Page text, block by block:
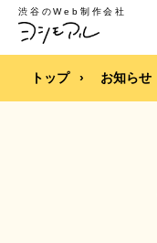
渋谷のWeb制作会社
トップ › お知らせ